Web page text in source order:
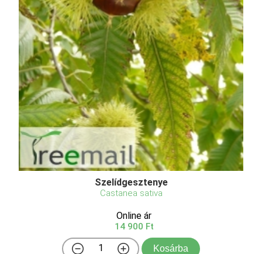
Szelídgesztenye
Castanea sativa
Online ár
14 900 Ft
Kosárba